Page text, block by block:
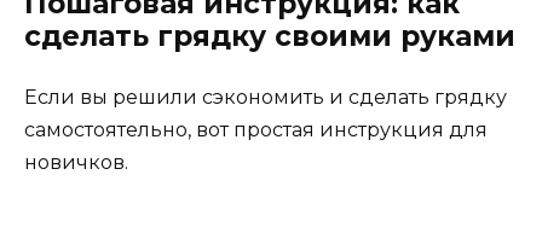
сделать грядку своими руками
Если вы решили сэкономить и сделать грядку
самостоятельно, вот простая инструкция для
новичков.